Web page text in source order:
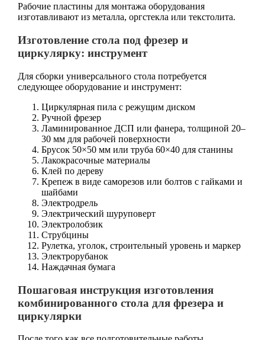
Рабочие пластины для монтажа оборудования
изготавливают из металла, оргстекла или текстолита.
Изготовление стола под фрезер и
циркулярку: инструмент
Для сборки универсального стола потребуется
следующее оборудование и инструмент:
Циркулярная пила с режущим диском
Ручной фрезер
Ламинированное ДСП или фанера, толщиной 20–
30 мм для рабочей поверхности
Брусок 50×50 мм или труба 60×40 для станины
Лакокрасочные материалы
Клей по дереву
Крепеж в виде саморезов или болтов с гайками и
шайбами
Электродрель
Электрический шуруповерт
Электролобзик
Струбцины
Рулетка, уголок, строительный уровень и маркер
Электрорубанок
Наждачная бумага
Пошаговая инструкция изготовления
комбинированного стола для фрезера и
циркулярки